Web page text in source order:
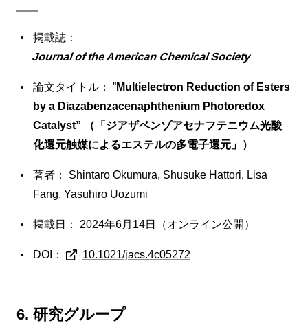
掲載誌：
Journal of the American Chemical Society
論文タイトル： ”Multielectron Reduction of Esters
by a Diazabenzacenaphthenium Photoredox
Catalyst” （「ジアザベンゾアセナフテニウム光酸
化還元触媒によるエステルの多電子還元」）
著者： Shintaro Okumura, Shusuke Hattori, Lisa
Fang, Yasuhiro Uozumi
掲載日： 2024年6月14日（オンライン公開）
DOI： 10.1021/jacs.4c05272
6. 研究グループ